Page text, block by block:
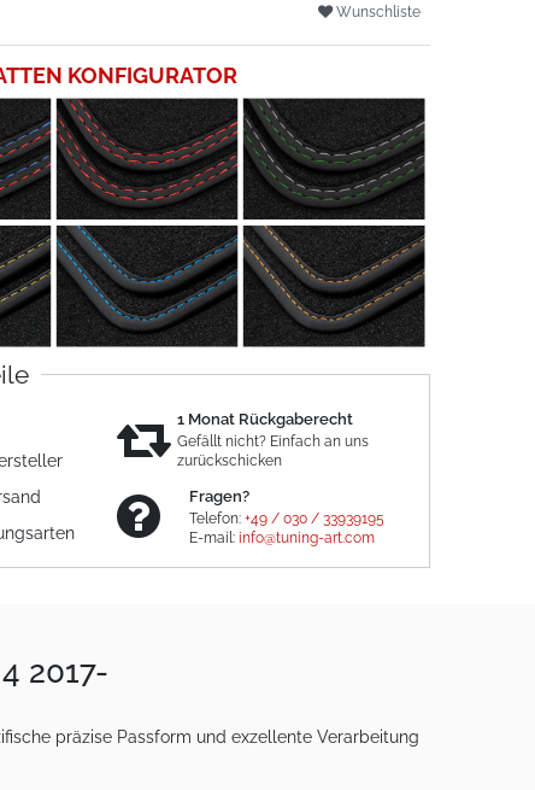
Wunschliste
KONFIGURATOR
1 Monat Rückgaberecht
Gefällt nicht? Einfach an uns
zurückschicken
Fragen?
Telefon:+49 / 030 / 33939195
E-mail:info@tuning-art.com
2017-
präzise Passform und exzellente Verarbeitung